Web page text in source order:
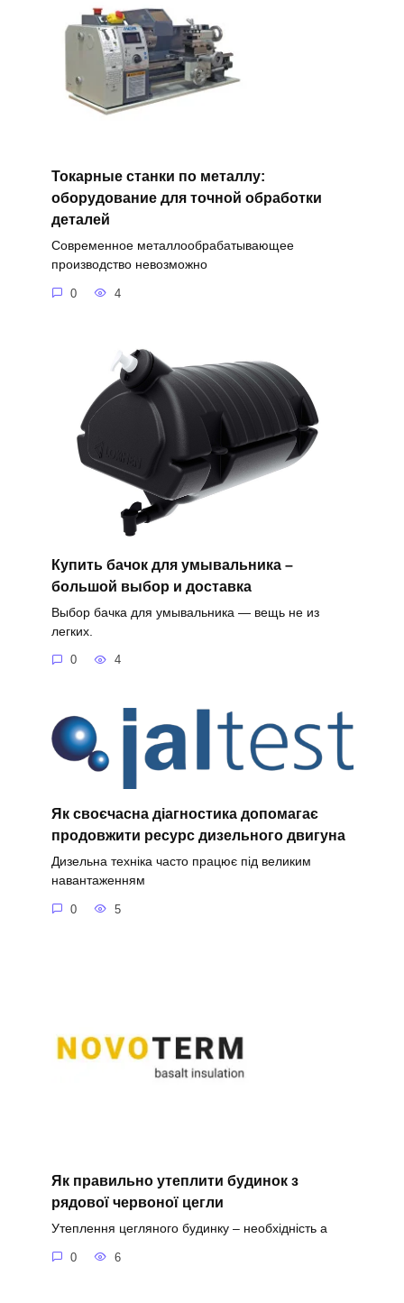
Токарные станки по металлу:
оборудование для точной обработки
деталей
Современное металлообрабатывающее
производство невозможно
0 4
Купить бачок для умывальника –
большой выбор и доставка
Выбор бачка для умывальника — вещь не из
легких.
0 4
Як своєчасна діагностика допомагає
продовжити ресурс дизельного двигуна
Дизельна техніка часто працює під великим
навантаженням
0 5
Як правильно утеплити будинок з
рядової червоної цегли
Утеплення цегляного будинку – необхідність а
0 6